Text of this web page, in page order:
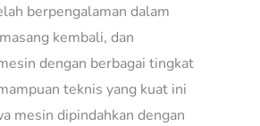
berpengalaman dalam
kembali, dan
dengan berbagai tingkat
teknis yang kuat ini
mesin dipindahkan dengan